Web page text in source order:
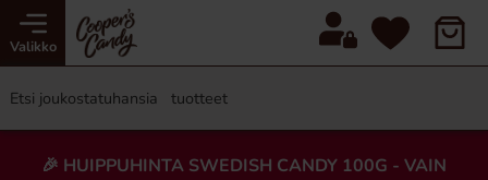
Valikko
🎉 HUIPPUHINTA SWEDISH CANDY 100G - VAIN